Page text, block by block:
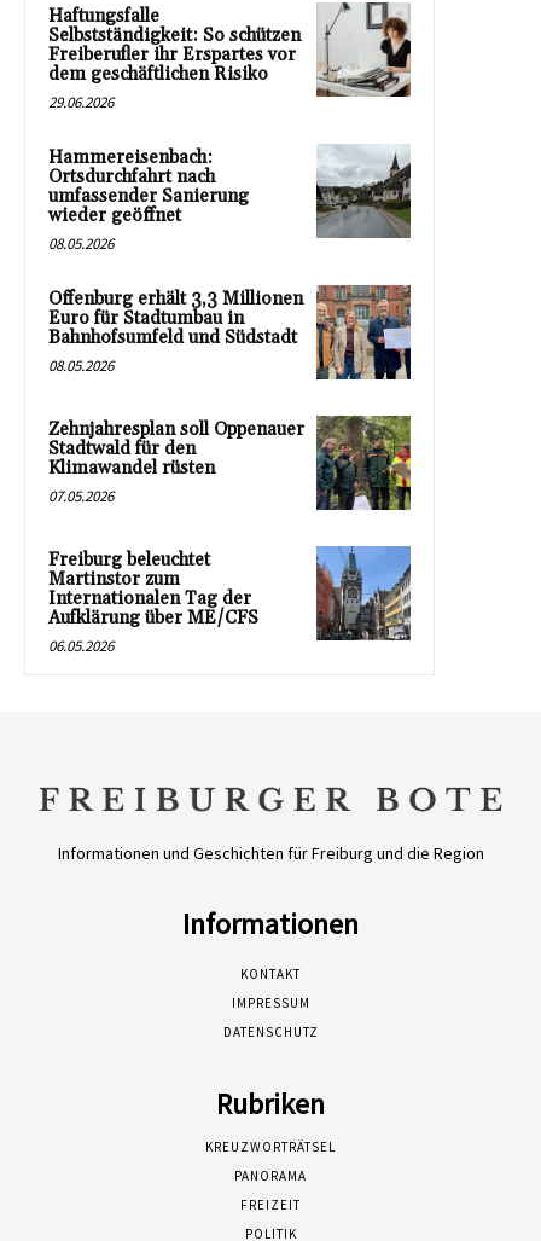
Haftungsfalle
Selbstständigkeit: So schützen
Freiberufler ihr Erspartes vor
dem geschäftlichen Risiko
29.06.2026
Hammereisenbach:
Ortsdurchfahrt nach
umfassender Sanierung
wieder geöffnet
08.05.2026
Offenburg erhält 3,3 Millionen
Euro für Stadtumbau in
Bahnhofsumfeld und Südstadt
08.05.2026
Zehnjahresplan soll Oppenauer
Stadtwald für den
Klimawandel rüsten
07.05.2026
Freiburg beleuchtet
Martinstor zum
Internationalen Tag der
Aufklärung über ME/CFS
06.05.2026
Informationen und Geschichten für Freiburg und die Region
Informationen
KONTAKT
IMPRESSUM
DATENSCHUTZ
Rubriken
KREUZWORTRÄTSEL
PANORAMA
FREIZEIT
POLITIK